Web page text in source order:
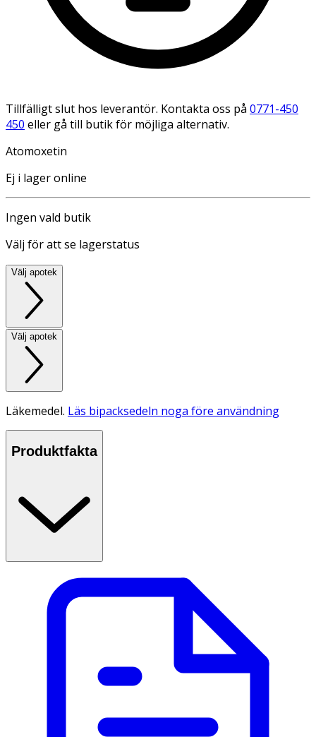
Tillfälligt slut hos leverantör. Kontakta oss på 0771-450
450 eller gå till butik för möjliga alternativ.
Atomoxetin
Ej i lager online
Ingen vald butik
Välj för att se lagerstatus
Välj apotek
Välj apotek
Läkemedel. Läs bipacksedeln noga före användning
Produktfakta